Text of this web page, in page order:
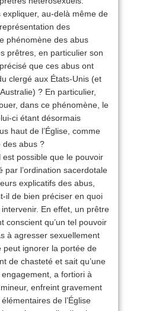
expliquer, au-delà même de
des
phénomène des abus
prêtres, en particulier son
que ces abus ont
clergé aux États-Unis (et
? En particulier,
dans ce phénomène, le
ci étant désormais
haut de l’Église, comme
des abus ?
est possible que le pouvoir
par l’ordination sacerdotale
explicatifs des abus,
il de bien préciser en quoi
En effet, un prêtre
conscient qu’un tel pouvoir
à agresser sexuellement
peut ignorer la portée de
de chasteté et sait qu’une
a fortiori à
mineur, enfreint gravement
de l’Église